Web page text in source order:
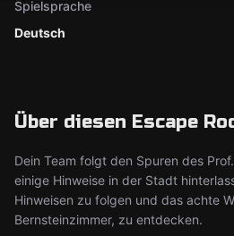
Deutsch
Spielsprache
Über diesen Escape
Dein Team folgt den Spuren des
einige Hinweise in der Stadt
Hinweisen zu folgen und das achte
Bernsteinzimmer, zu entdecken.